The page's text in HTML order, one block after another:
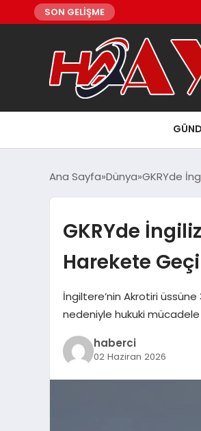
SON GELİŞME
Ana Sayfa Dünya GKRYde
GKRYde
Harekete
İngiltere’nin Akrotiri
nedeniyle hukuki mücadele
haberci
02 Haziran 2026